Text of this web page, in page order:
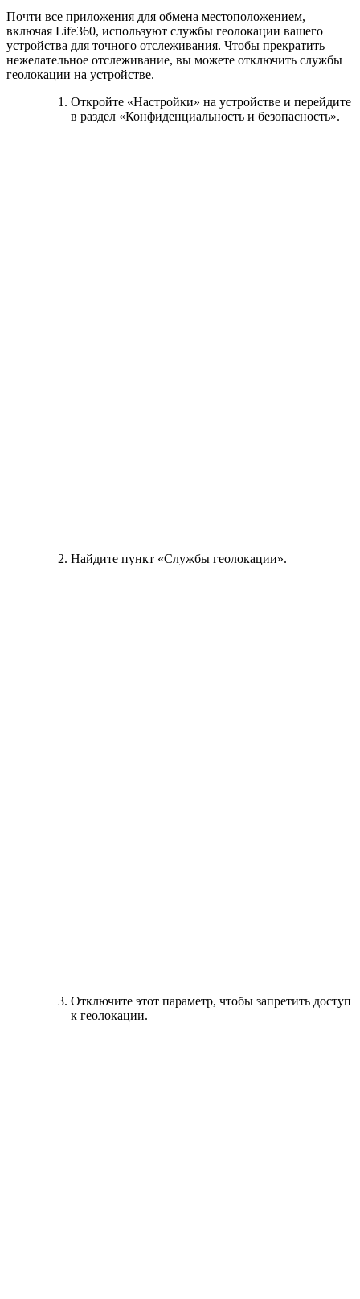
Почти все приложения для обмена местоположением,
включая Life360, используют службы геолокации вашего
устройства для точного отслеживания. Чтобы прекратить
нежелательное отслеживание, вы можете отключить службы
геолокации на устройстве.
Откройте «Настройки» на устройстве и перейдите
в раздел «Конфиденциальность и безопасность».
Найдите пункт «Службы геолокации».
Отключите этот параметр, чтобы запретить доступ
к геолокации.